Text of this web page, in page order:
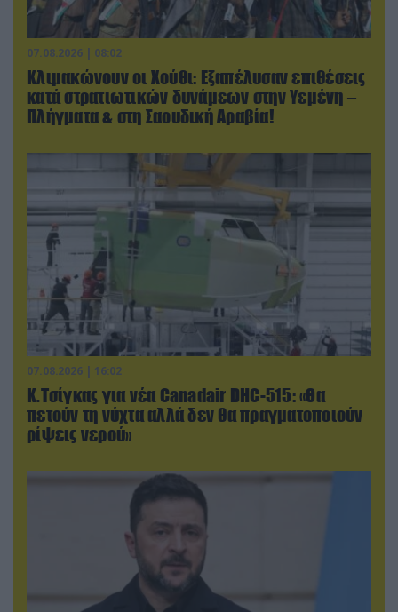
07.08.2026 | 08:02
Κλιμακώνουν οι Χούθι: Eξαπέλυσαν επιθέσεις
κατά στρατιωτικών δυνάμεων στην Υεμένη –
Πλήγματα & στη Σαουδική Αραβία!
07.08.2026 | 16:02
Κ.Τσίγκας για νέα Canadair DHC-515: «Θα
πετούν τη νύχτα αλλά δεν θα πραγματοποιούν
ρίψεις νερού»